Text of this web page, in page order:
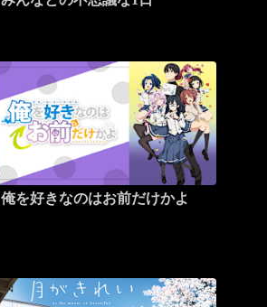
俺を好きなのはお前だけかよ